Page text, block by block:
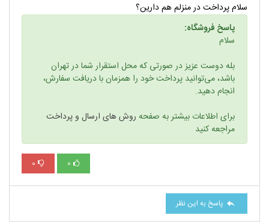
سلام پرداخت در منزلم هم دارین؟
پاسخ فروشگاه:
سلام
بله دوست عزیز در صورتی که محل استقرار شما در تهران
باشد، می‌توانید پرداخت خود را همزمان با دریافت سفارش،
انجام دهید.
برای اطلاعات بیشتر به صفحه روش های ارسال و پرداخت
مراجعه کنید
0
0
پاسخ به این نظر